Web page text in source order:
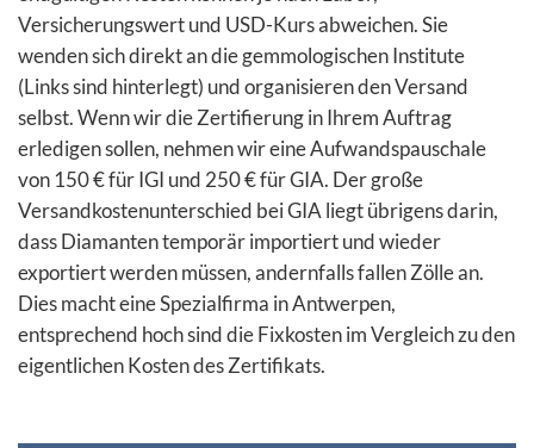
Versicherungswert und USD-Kurs abweichen. Sie
wenden sich direkt an die gemmologischen Institute
(Links sind hinterlegt) und organisieren den Versand
selbst. Wenn wir die Zertifierung in Ihrem Auftrag
erledigen sollen, nehmen wir eine Aufwandspauschale
von 150 € für IGI und 250 € für GIA. Der große
Versandkostenunterschied bei GIA liegt übrigens darin,
dass Diamanten temporär importiert und wieder
exportiert werden müssen, andernfalls fallen Zölle an.
Dies macht eine Spezialfirma in Antwerpen,
entsprechend hoch sind die Fixkosten im Vergleich zu den
eigentlichen Kosten des Zertifikats.